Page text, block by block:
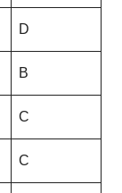
D
B
C
C